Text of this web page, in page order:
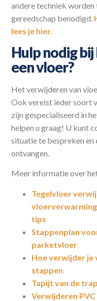
andere techniek worden
gereedschap benodigd.
lees je hier.
Hulp nodig
een vloer?
Het verwijderen van
Ook vereist ieder soort
zijn gespecialiseerd in
helpen u graag! U kunt
situatie te bespreken
ontvangen.
Meer informatie over
Tegelvloer
vloerverwarming
tips
Stappenplan
parketvloer
Hoe verwijder je
stappen
Tapijt van de
Verwijderen